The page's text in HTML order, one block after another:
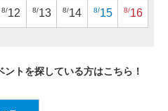
8/12 8/13 8/14 8/15 8/16
トを探している方はこちら！